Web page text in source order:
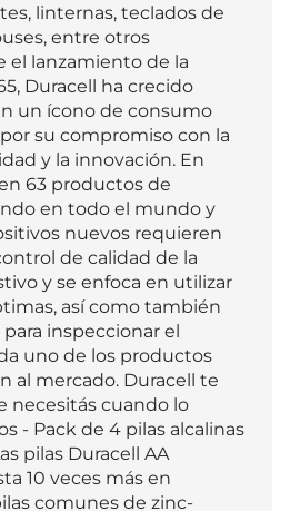
linternas, teclados de
entre otros
el lanzamiento de la
Duracell ha crecido
un ícono de consumo
su compromiso con la
y la innovación. En
63 productos de
en todo el mundo y
nuevos requieren
de calidad de la
y se enfoca en utilizar
así como también
inspeccionar el
uno de los productos
al mercado. Duracell te
necesitás cuando lo
- Pack de 4 pilas alcalinas
10 veces más en
comunes de zinc-